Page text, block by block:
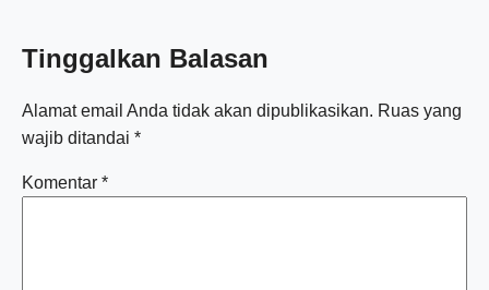
Tinggalkan Balasan
Alamat email Anda tidak akan dipublikasikan. Ruas yang
wajib ditandai *
Komentar *